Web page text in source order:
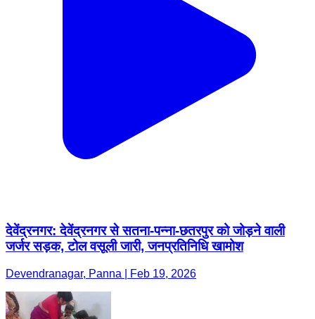
देवेंद्रनगर: देवेंद्रनगर से सतना-पन्ना-छतरपुर को जोड़ने वाली
जर्जर सड़क, टोल वसूली जारी, जनप्रतिनिधि खामोश
Devendranagar, Panna | Feb 19, 2026